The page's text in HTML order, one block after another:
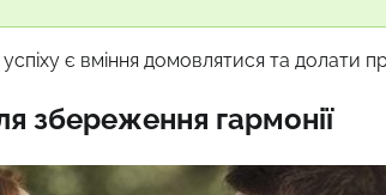
є вміння домовлятися та долати
збереження гармонії